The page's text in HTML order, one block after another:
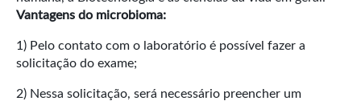
Vantagens do microbioma:
1) Pelo contato com o laboratório é possível fazer a
solicitação do exame;
2) Nessa solicitação, será necessário preencher um